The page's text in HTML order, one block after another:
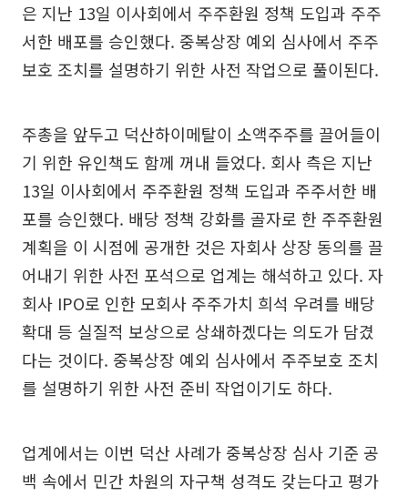
은 지난 13일 이사회에서 주주환원 정책 도입과 주주
서한 배포를 승인했다. 중복상장 예외 심사에서 주주
보호 조치를 설명하기 위한 사전 작업으로 풀이된다.
주총을 앞두고 덕산하이메탈이 소액주주를 끌어들이
기 위한 유인책도 함께 꺼내 들었다. 회사 측은 지난
13일 이사회에서 주주환원 정책 도입과 주주서한 배
포를 승인했다. 배당 정책 강화를 골자로 한 주주환원
계획을 이 시점에 공개한 것은 자회사 상장 동의를 끌
어내기 위한 사전 포석으로 업계는 해석하고 있다. 자
회사 IPO로 인한 모회사 주주가치 희석 우려를 배당
확대 등 실질적 보상으로 상쇄하겠다는 의도가 담겼
다는 것이다. 중복상장 예외 심사에서 주주보호 조치
를 설명하기 위한 사전 준비 작업이기도 하다.
업계에서는 이번 덕산 사례가 중복상장 심사 기준 공
백 속에서 민간 차원의 자구책 성격도 갖는다고 평가